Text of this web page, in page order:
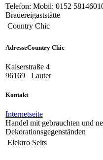
Telefon: Mobil: 0152
Brauereigaststätte
Country Chic
AdresseCountry Chic
Kaiserstraße 4
96169
Lauter
Kontakt
Internetseite
Handel mit gebrauchten und
Dekorationsgegenständen
Elektro Seits